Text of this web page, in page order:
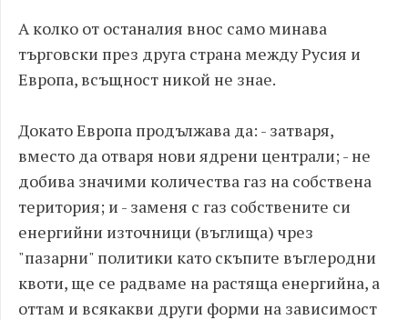
А колко от останалия внос само минава
търговски през друга страна между Русия и
Европа, всъщност никой не знае.
Докато Европа продължава да: - затваря,
вместо да отваря нови ядрени централи; - не
добива значими количества газ на собствена
територия; и - заменя с газ собствените си
енергийни източници (въглища) чрез
"пазарни" политики като скъпите въглеродни
квоти, ще се радваме на растяща енергийна, а
оттам и всякакви други форми на зависимост